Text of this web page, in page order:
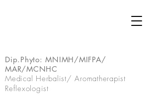
Dip.Phyto: MNIMH/MIFPA/
MAR/MCNHC
Medical Herbalist/ Aromatherapist
Reflexologist